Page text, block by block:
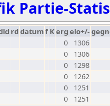
Partie-
rd datumf Kerg elo+/-
0
1306
0
1306
0
1298
0
1262
0
1251
0 1251